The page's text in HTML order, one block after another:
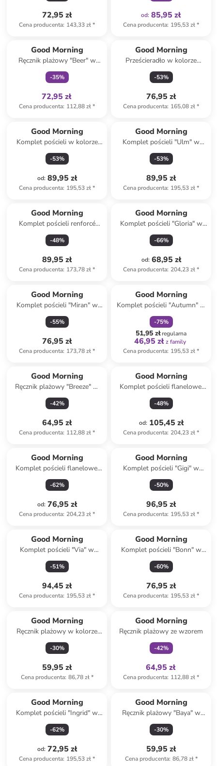
72,95 zł
Cena producenta: 143,33 zł*
od: 85,95 zł
Cena producenta: 195,53 zł*
Good Morning
Ręcznik plażowy "Beer" w
kolorze niebiesko-
jasnobrązowym
-35%
72,95 zł
Cena producenta: 112,88 zł*
Good Morning
Prześcieradło w kolorze
białym na gumce
-53%
76,95 zł
Cena producenta: 165,08 zł*
Good Morning
Komplet pościeli w kolorze
jasnoróżowym
-53%
od: 89,95 zł
Cena producenta: 195,53 zł*
Good Morning
Komplet pościeli "Ulm" w
kolorze jasnoszaro-niebieskim
-53%
89,95 zł
Cena producenta: 195,53 zł*
Good Morning
Komplet pościeli renforcé
"Simo" w kolorze beżowo-
czarnym
-48%
89,95 zł
Cena producenta: 173,78 zł*
Good Morning
Komplet pościeli "Gloria" w
kolorze kremowo-beżowym
-66%
od: 68,95 zł
Cena producenta: 204,23 zł*
Good Morning
Komplet pościeli "Miran" w
kolorze beżowym
-55%
76,95 zł
Cena producenta: 173,78 zł*
Good Morning
Komplet pościeli "Autumn" w
kolorze beżowym
-75%
51,95 złregularna
46,95 zł z family
Cena producenta: 195,53 zł*
Good Morning
Ręcznik plażowy "Breeze" w
kolorze niebieskim
-42%
64,95 zł
Cena producenta: 112,88 zł*
Good Morning
Komplet pościeli flanelowej
"Bernardus" w kolorze
beżowym
-48%
od: 105,45 zł
Cena producenta: 204,23 zł*
Good Morning
Komplet pościeli flanelowej
"Jussi" w kolorze szaro-
beżowym
-62%
od: 76,95 zł
Cena producenta: 204,23 zł*
Good Morning
Komplet pościeli "Gigi" w
kolorze zielonym
-50%
96,95 zł
Cena producenta: 195,53 zł*
Good Morning
Komplet pościeli "Via" w
kolorze biało-miętowym
-51%
94,45 zł
Cena producenta: 195,53 zł*
Good Morning
Komplet pościeli "Bonn" w
kolorze czarno-
jasnobrązowym
-60%
76,95 zł
Cena producenta: 195,53 zł*
Good Morning
Ręcznik plażowy w kolorze
jasnoróżowym
-30%
59,95 zł
Cena producenta: 86,78 zł*
Good Morning
Ręcznik plażowy ze wzorem
-42%
64,95 zł
Cena producenta: 112,88 zł*
Good Morning
Komplet pościeli "Ingrid" w
kolorze beżowym
-62%
od: 72,95 zł
Cena producenta: 195,53 zł*
Good Morning
Ręcznik plażowy "Baya" w
kolorze niebiesko-
pomarańczowym
-30%
59,95 zł
Cena producenta: 86,78 zł*